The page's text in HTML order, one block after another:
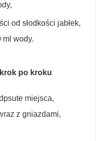
od słodkości jabłek,
ml wody.
po kroku
miejsca,
z gniazdami,